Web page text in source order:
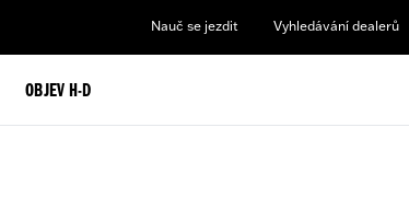
Nauč se jezdit Vyhledávání dealerů
OBJEV H-D